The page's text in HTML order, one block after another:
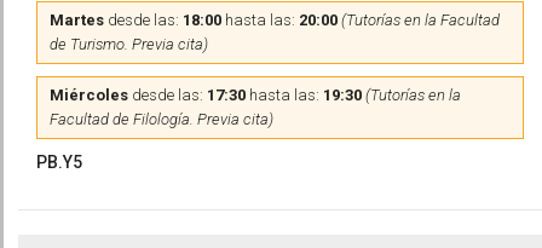
Martes desde las: 18:00 hasta las: 20:00 (Tutorías en la Facultad
de Turismo. Previa cita)
Miércoles desde las: 17:30 hasta las: 19:30 (Tutorías en la
Facultad de Filología. Previa cita)
PB.Y5